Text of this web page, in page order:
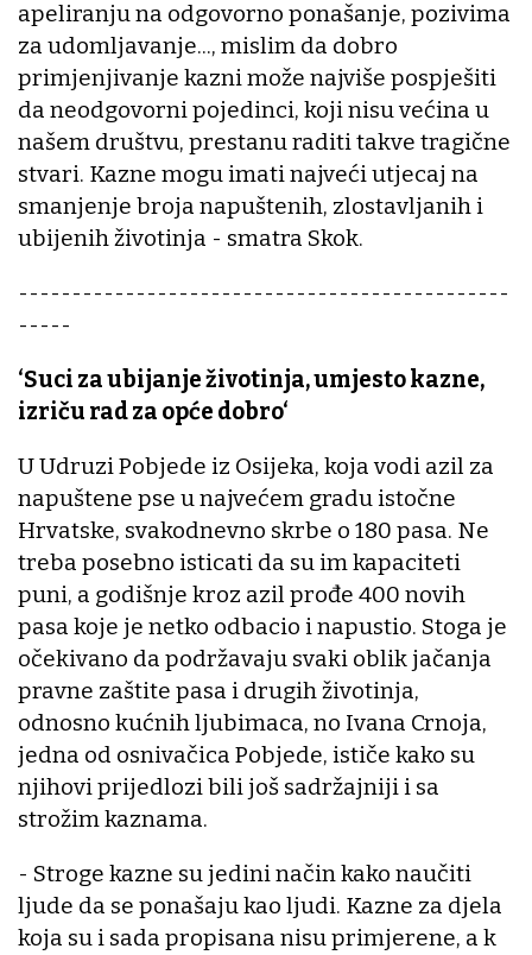
apeliranju na odgovorno ponašanje, pozivima
za udomljavanje..., mislim da dobro
primjenjivanje kazni može najviše pospješiti
da neodgovorni pojedinci, koji nisu većina u
našem društvu, prestanu raditi takve tragične
stvari. Kazne mogu imati najveći utjecaj na
smanjenje broja napuštenih, zlostavljanih i
ubijenih životinja - smatra Skok.
----------------------------------------------
-----
‘Suci za ubijanje životinja, umjesto kazne,
izriču rad za opće dobro‘
U Udruzi Pobjede iz Osijeka, koja vodi azil za
napuštene pse u najvećem gradu istočne
Hrvatske, svakodnevno skrbe o 180 pasa. Ne
treba posebno isticati da su im kapaciteti
puni, a godišnje kroz azil prođe 400 novih
pasa koje je netko odbacio i napustio. Stoga je
očekivano da podržavaju svaki oblik jačanja
pravne zaštite pasa i drugih životinja,
odnosno kućnih ljubimaca, no Ivana Crnoja,
jedna od osnivačica Pobjede, ističe kako su
njihovi prijedlozi bili još sadržajniji i sa
strožim kaznama.
- Stroge kazne su jedini način kako naučiti
ljude da se ponašaju kao ljudi. Kazne za djela
koja su i sada propisana nisu primjerene, a k